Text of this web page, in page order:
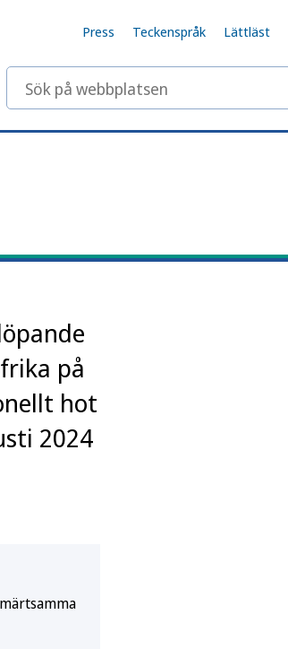
Press Teckenspråk Lättläst
Sök på webbplatsen
på
hot
2024